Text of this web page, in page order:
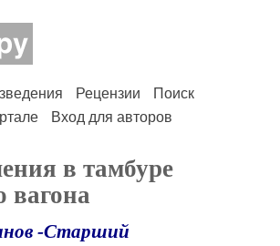
Рецензии
Поиск
Вход для авторов
в тамбуре
вагона
-Старший